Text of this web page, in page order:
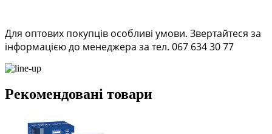
Для оптових покупців особливі умови. Звертайтеся за
інформацією до менеджера за тел. 067 634 30 77
Рекомендовані товари